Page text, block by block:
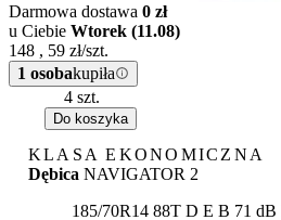
Dostępność:
Darmowa dostawa 0 zł
u Ciebie Wtorek (11.08)
148 , 59 zł/szt.
1 osobakupiła
Do koszyka
KLASA EKONOMICZNA
Dębica NAVIGATOR 2
185/70R14 88T Etykieta:
D E B 71 dB